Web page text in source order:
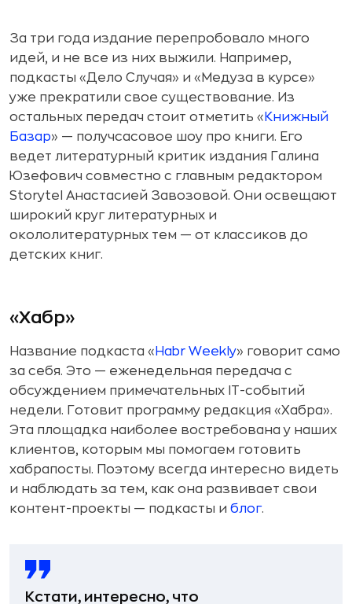
За три года издание перепробовало много
идей, и не все из них выжили. Например,
подкасты «Дело Случая» и «Медуза в курсе»
уже прекратили свое существование. Из
остальных передач стоит отметить « Книжный
Базар» — получсасовое шоу про книги. Его
ведет литературный критик издания Галина
Юзефович совместно с главным редактором
Storytel Анастасией Завозовой. Они освещают
широкий круг литературных и
окололитературных тем — от классиков до
детских книг.
«Хабр»
Название подкаста « Habr Weekly» говорит само
за себя. Это — еженедельная передача с
обсуждением примечательных IT-событий
недели. Готовит программу редакция «Хабра».
Эта площадка наиболее востребована у наших
клиентов, которым мы помогаем готовить
хабрапосты. Поэтому всегда интересно видеть
и наблюдать за тем, как она развивает свои
контент-проекты — подкасты и блог.
Кстати, интересно, что